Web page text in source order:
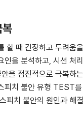
할 때 긴장하고 두려움
인을 분석하고, 시선 처
을 점진적으로 극복하
피치 불안 유형 TEST
피치 불안의 원인과 해